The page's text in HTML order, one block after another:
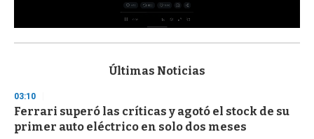
s
d
s
o
f
Últimas Noticias
03:10
Ferrari superó las críticas y agotó el stock de su
primer auto eléctrico en solo dos meses